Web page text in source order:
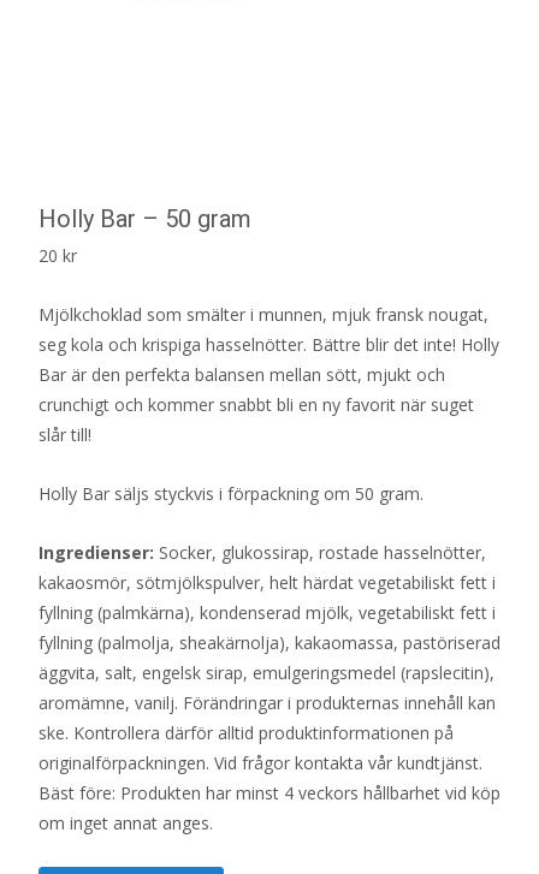
Holly Bar – 50 gram
20 kr
Mjölkchoklad som smälter i munnen, mjuk fransk nougat,
seg kola och krispiga hasselnötter. Bättre blir det inte! Holly
Bar är den perfekta balansen mellan sött, mjukt och
crunchigt och kommer snabbt bli en ny favorit när suget
slår till!
Holly Bar säljs styckvis i förpackning om 50 gram.
Ingredienser: Socker, glukossirap, rostade hasselnötter,
kakaosmör, sötmjölkspulver, helt härdat vegetabiliskt fett i
fyllning (palmkärna), kondenserad mjölk, vegetabiliskt fett i
fyllning (palmolja, sheakärnolja), kakaomassa, pastöriserad
äggvita, salt, engelsk sirap, emulgeringsmedel (rapslecitin),
aromämne, vanilj. Förändringar i produkternas innehåll kan
ske. Kontrollera därför alltid produktinformationen på
originalförpackningen. Vid frågor kontakta vår kundtjänst.
Bäst före: Produkten har minst 4 veckors hållbarhet vid köp
om inget annat anges.